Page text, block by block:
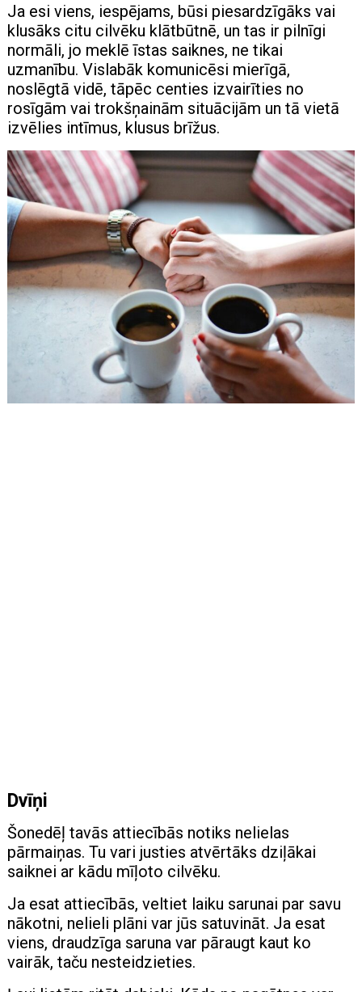
Ja esi viens, iespējams, būsi piesardzīgāks vai
klusāks citu cilvēku klātbūtnē, un tas ir pilnīgi
normāli, jo meklē īstas saiknes, ne tikai
uzmanību. Vislabāk komunicēsi mierīgā,
noslēgtā vidē, tāpēc centies izvairīties no
rosīgām vai trokšņainām situācijām un tā vietā
izvēlies intīmus, klusus brīžus.
Dvīņi
Šonedēļ tavās attiecībās notiks nelielas
pārmaiņas. Tu vari justies atvērtāks dziļākai
saiknei ar kādu mīļoto cilvēku.
Ja esat attiecībās, veltiet laiku sarunai par savu
nākotni, nelieli plāni var jūs satuvināt. Ja esat
viens, draudzīga saruna var pāraugt kaut ko
vairāk, taču nesteidzieties.